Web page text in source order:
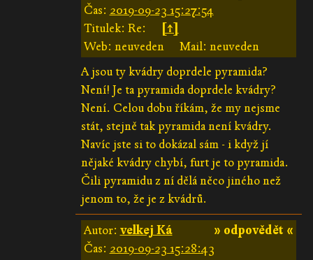
Čas: 2019-09-23 15:27:54
Titulek: Re:
[↑]
Web: neuveden
Mail: neuveden
A jsou ty kvádry doprdele pyramida?
Není! Je ta pyramida doprdele kvádry?
Není. Celou dobu říkám, že my nejsme
stát, stejně tak pyramida není kvádry.
Navíc jste si to dokázal sám - i když jí
nějaké kvádry chybí, furt je to pyramida.
Čili pyramidu z ní dělá něco jiného než
jenom to, že je z kvádrů.
» odpovědět «
Autor: velkej Ká
Čas: 2019-09-23 15:28:43